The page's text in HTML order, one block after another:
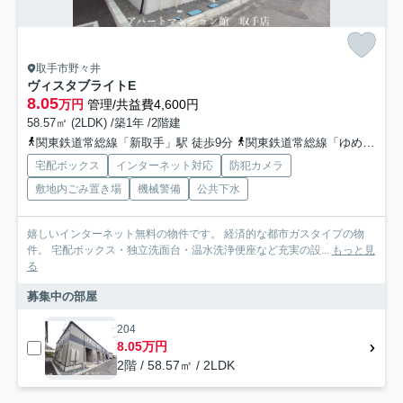
取手市野々井
ヴィスタブライトE
8.05万円 管理/共益費4,600円
58.57㎡ (2LDK) /築1年 /2階建
関東鉄道常総線「新取手」駅 徒歩9分
関東鉄道常総線「ゆめみ野」駅 徒歩9分
宅配ボックス インターネット対応
防犯カメラ
敷地内ごみ置き場
機械警備 公共下水
嬉しいインターネット無料の物件です。 経済的な都市ガスタイプの物
件。 宅配ボックス・独立洗面台・温水洗浄便座など充実の設... もっと見
る
募集中の部屋
204
8.05万円
2階 / 58.57㎡ / 2LDK